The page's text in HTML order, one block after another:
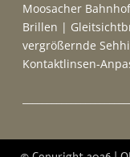
Moosacher
Brillen |
vergrößernde
Kontaktlinsen-